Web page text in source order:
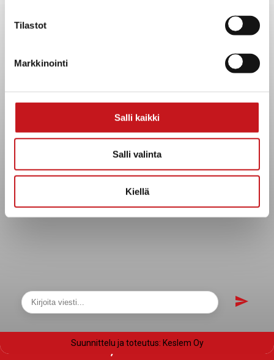
Tilastot
Markkinointi
Salli kaikki
Salli valinta
Kiellä
Kuntainfo
Evästeet
Tietopyyntö
Päätöksenteko ja lähidemokratia
Näytä sivukartta